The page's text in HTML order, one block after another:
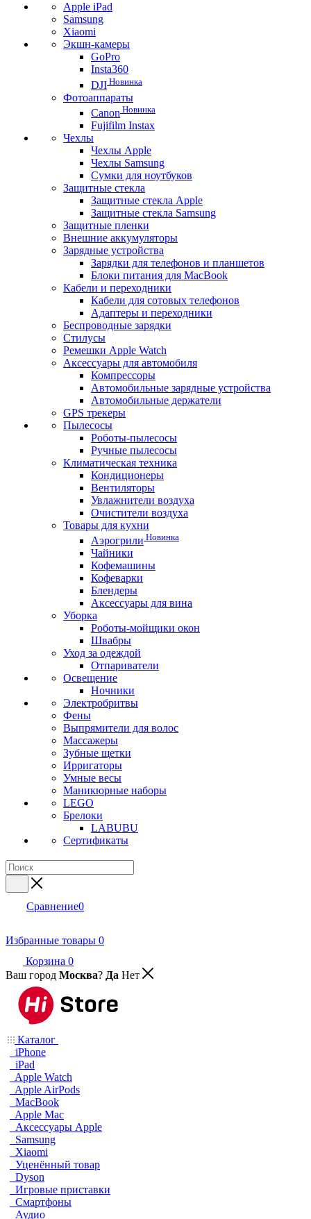
Apple iPad
Samsung
Xiaomi
Экшн-камеры
GoPro
Insta360
DJI Новинка
Фотоаппараты
Canon Новинка
Fujifilm Instax
Чехлы
Чехлы Apple
Чехлы Samsung
Сумки для ноутбуков
Защитные стекла
Защитные стекла Apple
Защитные стекла Samsung
Защитные пленки
Внешние аккумуляторы
Зарядные устройства
Зарядки для телефонов и планшетов
Блоки питания для MacBook
Кабели и переходники
Кабели для сотовых телефонов
Адаптеры и переходники
Беспроводные зарядки
Стилусы
Ремешки Apple Watch
Аксессуары для автомобиля
Компрессоры
Автомобильные зарядные устройства
Автомобильные держатели
GPS трекеры
Пылесосы
Роботы-пылесосы
Ручные пылесосы
Климатическая техника
Кондиционеры
Вентиляторы
Увлажнители воздуха
Очистители воздуха
Товары для кухни
Аэрогрили Новинка
Чайники
Кофемашины
Кофеварки
Блендеры
Аксессуары для вина
Уборка
Роботы-мойщики окон
Швабры
Уход за одеждой
Отпариватели
Освещение
Ночники
Электробритвы
Фены
Выпрямители для волос
Массажеры
Зубные щетки
Ирригаторы
Умные весы
Маникюрные наборы
LEGO
Брелоки
LABUBU
Сертификаты
Сравнение0
Избранные товары 0
Корзина 0
Ваш город Москва? Да Нет
Каталог
iPhone
iPad
Apple Watch
Apple AirPods
MacBook
Apple Mac
Аксессуары Apple
Samsung
Xiaomi
Уценённый товар
Dyson
Игровые приставки
Смартфоны
Аудио